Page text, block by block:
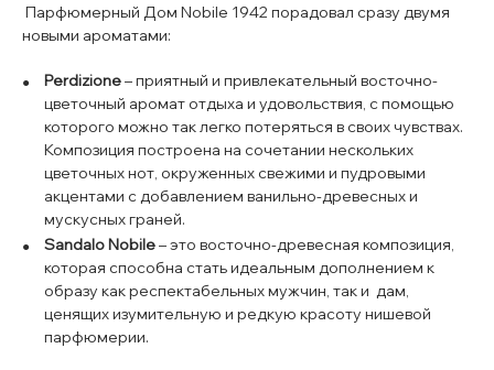
Парфюмерный Дом Nobile 1942 порадовал сразу двумя
новыми ароматами:
Perdizione– приятный и привлекательный восточно-
цветочный аромат отдыха и удовольствия, с помощью
которого можно так легко потеряться в своих чувствах.
Композиция построена на сочетании нескольких
цветочных нот, окруженных свежими и пудровыми
акцентами с добавлением ванильно-древесных и
мускусных граней.
Sandalo Nobile– это восточно-древесная композиция,
которая способна стать идеальным дополнением к
образу как респектабельных мужчин, так и дам,
ценящих изумительную и редкую красоту нишевой
парфюмерии.